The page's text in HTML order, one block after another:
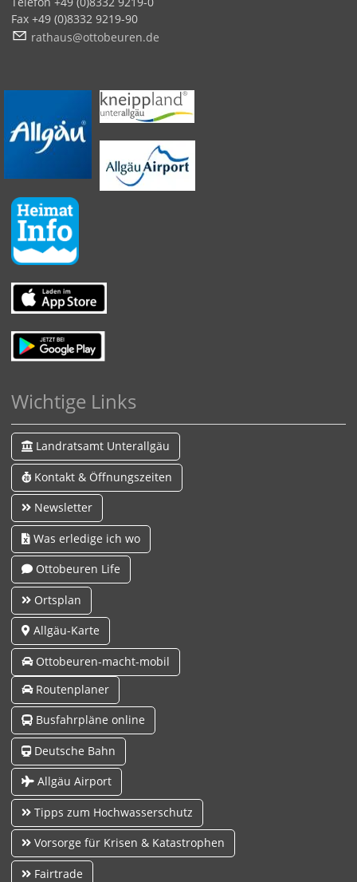
Fax +49 (0)8332 9219-90
r th s tt b r n d
Wichtige Links
Landratsamt Unterallgäu
Kontakt & Öffnungszeiten
Newsletter
Was erledige ich wo
Ottobeuren Life
Ortsplan
Allgäu-Karte
Ottobeuren-macht-mobil
Routenplaner
Busfahrpläne online
Deutsche Bahn
Allgäu Airport
Tipps zum Hochwasserschutz
Vorsorge für Krisen & Katastrophen
Fairtrade